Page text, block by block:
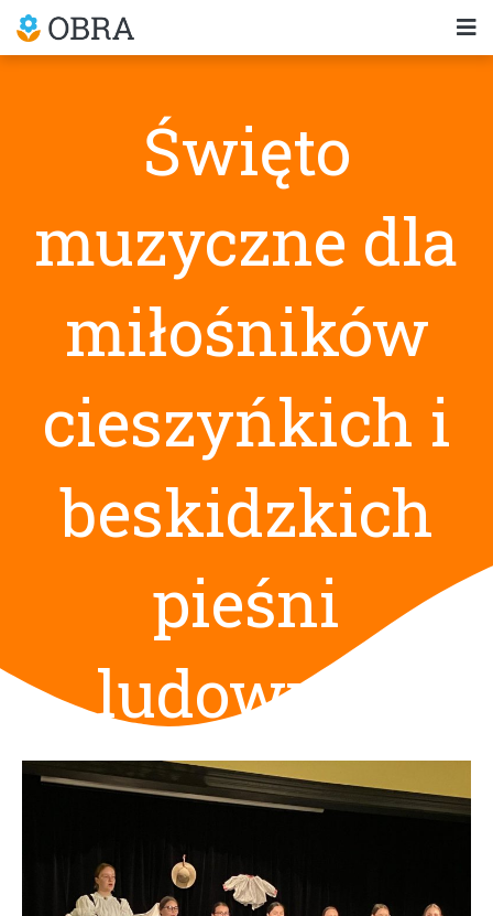
Święto
muzyczne dla
miłośników
cieszyńkich i
beskidzkich
pieśni
ludowych